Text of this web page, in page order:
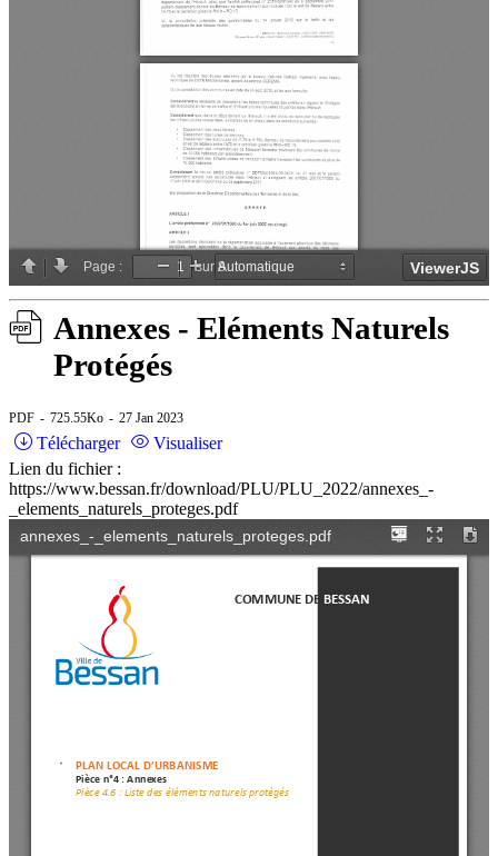
Annexes - Eléments Naturels
Protégés
PDF 725.55Ko 27 Jan 2023
Télécharger
Visualiser
Lien du fichier :
https://www.bessan.fr/download/PLU/PLU_2022/annexes_-
_elements_naturels_proteges.pdf